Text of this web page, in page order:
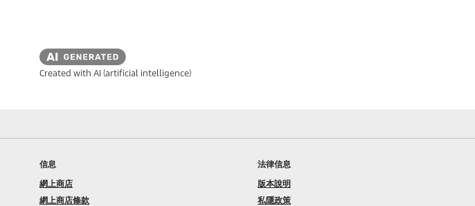
Created with AI (artificial intelligence)
信息
網上商店
網上商店條款
法律信息
版本說明
私隱政策